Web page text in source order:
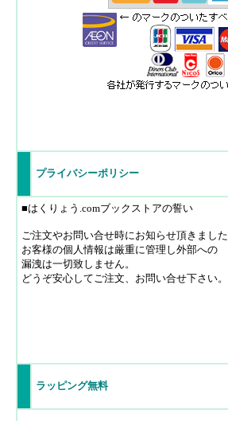
プライバシーポリシー
■はくりょう.comブックストアの誓い
ご注文やお問い合せ時にお知らせ頂きました
お客様の個人情報は厳重に管理し外部への
漏洩は一切致しません。
どうぞ安心してご注文、お問い合せ下さい。
ラッピング無料